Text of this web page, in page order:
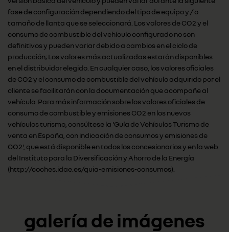
fase de configuración dependiendo del tipo de equipo y / o
tamaño de llanta que se seleccionará. Los valores de CO2 y el
consumo de combustible del vehículo configurado no son
definitivos y pueden variar debido a cambios en el ciclo de
producción; Los valores más actualizadas estarán disponibles
en el distribuidor elegido. En cualquier caso, los valores oficiales
de CO2 y el consumo de combustible del vehículo adquirido por el
cliente se facilitarán con la documentación que acompañe al
vehículo. Para más información sobre los valores oficiales de
consumo de combustible y emisiones CO2 en los nuevos
vehículos turismo, consúltese la 'Guía de Vehículos Turismo de
venta en España, con indicación de consumos y emisiones de
CO2', que está disponible en todos los concesionarios y en la web
del Instituto para la Diversificación y Ahorro de la Energía
(http://coches.idae.es/guia-emisiones-consumos).
galería de imágenes